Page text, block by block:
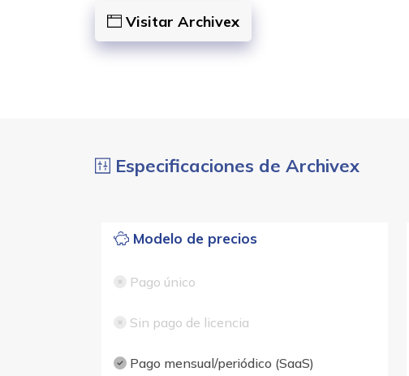
Visitar Archivex
Especificaciones de Archivex
Modelo de precios
Pago único
Sin pago de licencia
Pago mensual/periódico (SaaS)